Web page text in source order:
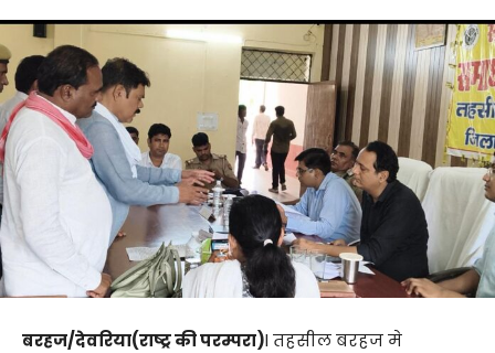
बरहज/देवरिया(राष्ट्र की परम्परा)l तहसील बरहज मे